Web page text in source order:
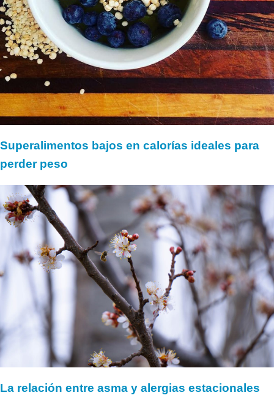
Superalimentos bajos en calorías ideales para
perder peso
La relación entre asma y alergias estacionales